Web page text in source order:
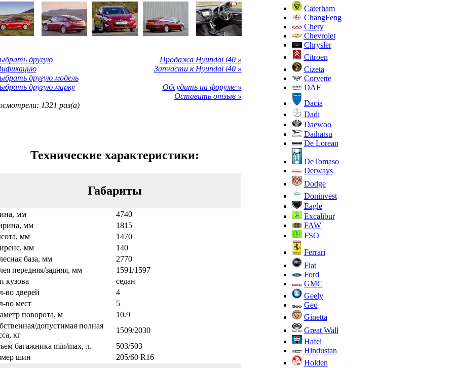
другую
другую модель
другую марку
1321 раз(а)
Продажа Hyundai i40 »
Запчасти к Hyundai i40 »
Обсудить на форуме »
Оставить отзыв »
Технические характеристики:
Габариты
мм
4740
мм
1815
мм
1470
мм
140
база, мм
2770
передняя/задняя, мм
1591/1597
кузова
седан
во дверей
4
во мест
5
поворота, м
10.9
допустимая полная
кг
1509/2030
багажника min/max, л.
503/503
шин
205/60 R16
Caterham
ChangFeng
Chery
Chevrolet
Chrysler
Citroen
Cizeta
Corvette
DAF
Dacia
Dadi
Daewoo
Daihatsu
De Lorean
DeTomaso
Derways
Dodge
Doninvest
Eagle
Excalibur
FAW
FSO
Ferrari
Fiat
Ford
GMC
Geely
Geo
Ginetta
Great Wall
Hafei
Hindustan
Holden